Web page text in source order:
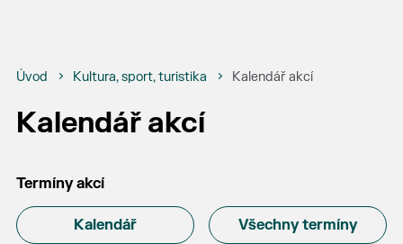
Úvod Kultura, sport, turistika Kalendář akcí
Kalendář akcí
Termíny akcí
Kalendář Všechny termíny